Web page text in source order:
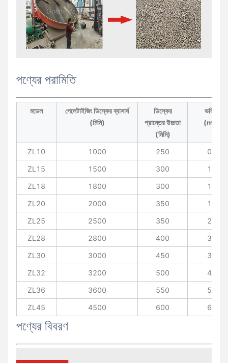
পণ্যের পরামিতি
মডেল
পেলেটাইজিং ডিস্কের ব্যাসার্ধ
(মিমি)
ডিস্কের
প্রান্তের উচ্চতা
(মিমি)
ভলিউম
(m3)
ZL10 1000 250
0.4
ZL15
1500 300
1.1
ZL18
1800 300
1.4
ZL20
2000 350
1.8
ZL25
2500 350
2.5
ZL28
2800 400
3.3
ZL30
3000 450
3.9
ZL32
3200 500
4.3
ZL36
3600 550
5.5
ZL45
4500 600 6.5
পণ্যের বিবরণ